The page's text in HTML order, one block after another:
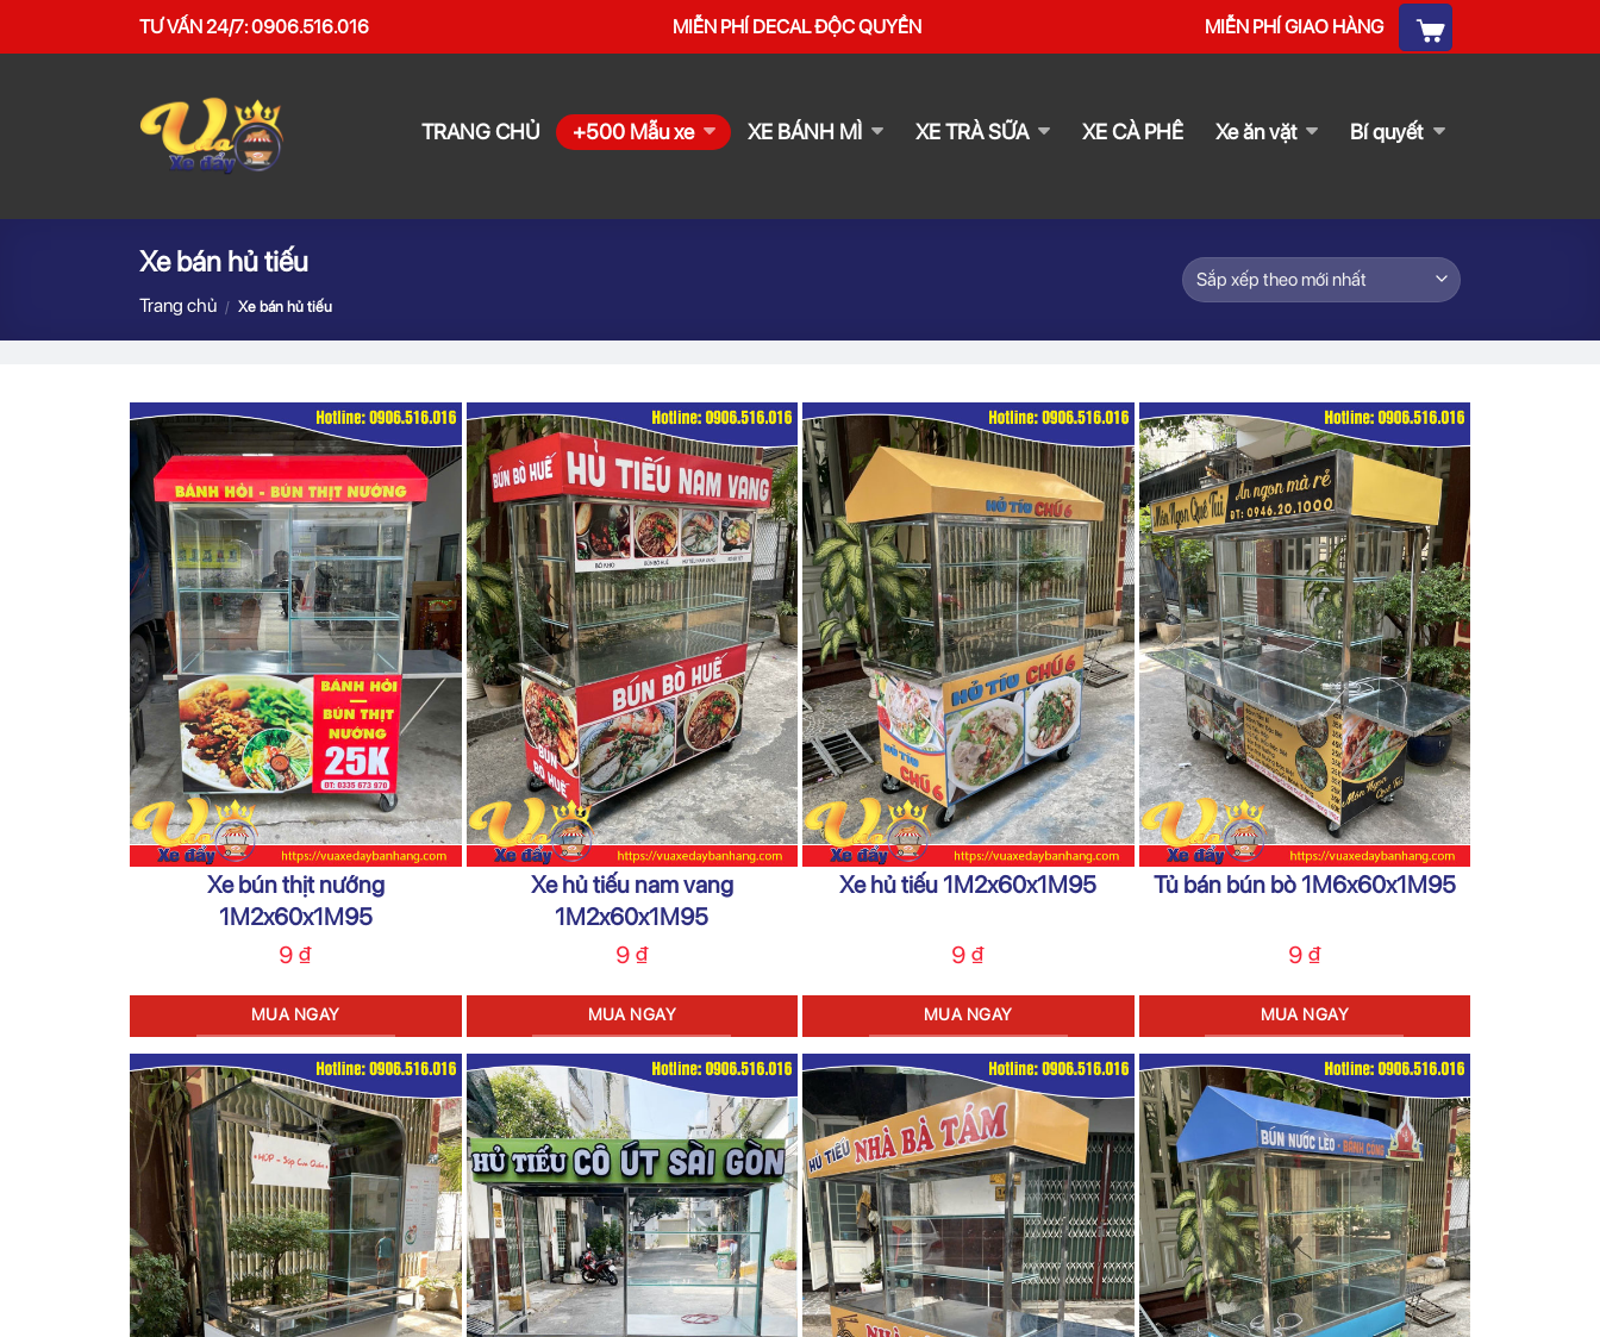
TƯ VẤN 24/7: 0906.516.016 MIỄN PHÍ DECAL ĐỘC QUYỀN MIỄN PHÍ GIAO HÀNG
TRANG CHỦ +500 Mẫu xe XE BÁNH MÌ XE TRÀ SỮA XE CÀ PHÊ Xe ăn vặt Bí quyết
Xe bán hủ tiếu
Trang chủ / Xe bán hủ tiếu
Xe bún thịt nướng
1M2x60x1M95
9 ₫
MUA NGAY
Xe hủ tiếu nam vang
1M2x60x1M95
9 ₫
MUA NGAY
Xe hủ tiếu 1M2x60x1M95
9 ₫
MUA NGAY
Tủ bán bún bò 1M6x60x1M95
9 ₫
MUA NGAY